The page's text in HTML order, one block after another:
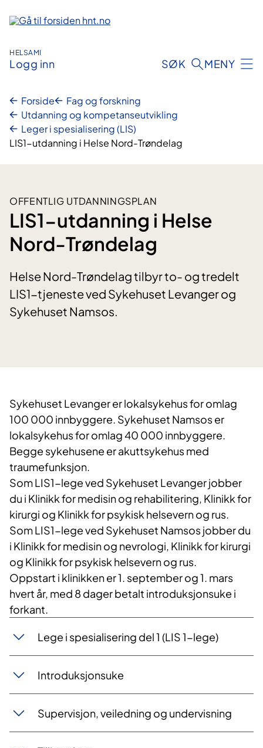
innhold
HELSAMI
Logg inn SØK MENY
Forside
Fag og forskning
Utdanning og kompetanseutvikling
Leger i spesialisering (LIS)
LIS1-utdanning i Helse Nord-Trøndelag
OFFENTLIG UTDANNINGSPLAN
LIS1-utdanning i Helse
Nord-Trøndelag
Helse Nord-Trøndelag tilbyr to- og tredelt
LIS1-tjeneste ved Sykehuset Levanger og
Sykehuset Namsos.
Sykehuset Levanger er lokalsykehus for omlag
100 000 innbyggere. Sykehuset Namsos er
lokalsykehus for omlag 40 000 innbyggere.
Begge sykehusene er akuttsykehus med
traumefunksjon.
Som LIS1-lege ved Sykehuset Levanger jobber
du i Klinikk for medisin og rehabilitering, Klinikk for
kirurgi og Klinikk for psykisk helsevern og rus.
Som LIS1-lege ved Sykehuset Namsos jobber du
i Klinikk for medisin og nevrologi, Klinikk for kirurgi
og Klinikk for psykisk helsevern og rus.
Oppstart i klinikken er 1. september og 1. mars
hvert år, med 8 dager betalt introduksjonsuke i
forkant.
Lege i spesialisering del 1 (LIS 1-lege)
Introduksjonsuke
​​Supervisjon, veiledning og undervisning